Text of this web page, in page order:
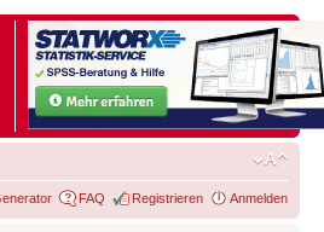
FAQ Registrieren Anmelden